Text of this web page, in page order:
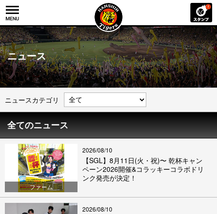
ニュース
ニュースカテゴリ
全てのニュース
ファーム
2026/08/10
【SGL】8月11日(火・祝)〜 乾杯キャン
ペーン2026開催&コラッキーコラボドリ
ンク発売が決定！
2026/08/10